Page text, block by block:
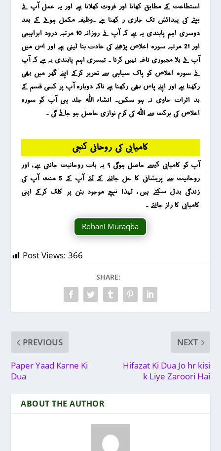
استطاعت کے مطابق کھانا اور فروٹ کھلانا ہے اور یہ عمل آپ نے
بیٹے کی پیدائش تک جاری ر کھنا ہے ۔وظیفہ مکمل ہونے کے بعد
دوسری اہم پابندی یہ ہے کہ آپ نے روزانہ 10 مرتبہ درود ابراہیمی
اور 21 مرتبہ سورہ اخلاص پڑھنے کی عادت بنا لینی ہے اور اس میں
آپ نے بلا مجبوری ناغہ نہیں کرنا ۔ تیسری اہم پابندی یہ ہے کہ آپ
نے سورہ اخلاص کو پاک سیاہی سے تحریر کرکے اپنے گھر میں بھی
رکھنا ہے اور اپنے پاس بھی رکھنا ہے تاکہ دوبارہ آپ پر کسی قسم کے
بد اثرات حاوی نہ ہو سکیں۔ انشاء اللہ جلد ہی آپ کو سورہ
اخلاص کی برکت سے اللہ کی کرم نوازی حاصل ہو جائے گی ۔
کامیابی کی روحانی کنجی
آپ کو کامیابی کیسے حاصل ہوگی ؟ یہ بات روحانیت جانتی ہے ، اور
روحانیت سے پریشانی کا حل جاننے کے لئے آپ کے 5 منٹ آپ کی
زندگی بدل سکتے ہیں ، لہذا نیچے موجود بٹن پر کلک کرکے اپنی
کامیابی کا راز جانئے ۔
Rohani Muraqba
Post Views: 366
SHARE:
PREVIOUS
Paper Yaad Karne Ki
Dua
NEXT
Hifazat Ki Dua Jo hr kisi
k Liye Zaroori Hai
ABOUT THE AUTHOR